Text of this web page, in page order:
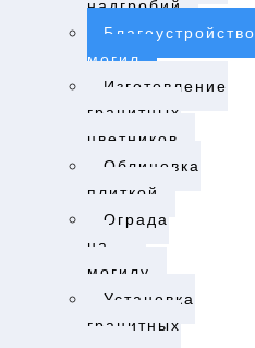
надгробий
Благоустройство
могил
Изготовление
гранитных
цветников
Облицовка
плиткой
Ограда
на
могилу
Установка
гранитных